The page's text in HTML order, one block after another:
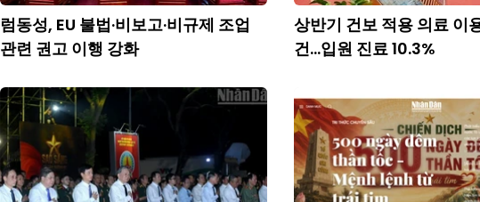
럼동성, EU 불법·비보고·비규제 조업
관련 권고 이행 강화
상반기 건보 적용 의료 이
건...입원 진료 10.3%